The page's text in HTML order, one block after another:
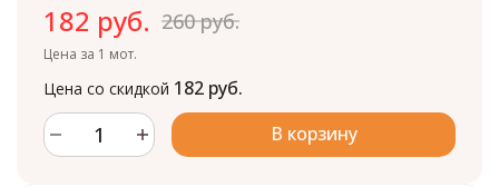
182 руб. 260 руб.
Цена за 1 мот.
Цена со скидкой 182 руб.
В корзину